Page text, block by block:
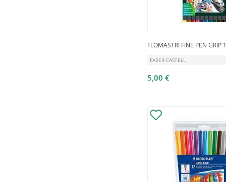
FLOMASTRI FINE PEN GRIP
FABER CASTELL
5,00 €